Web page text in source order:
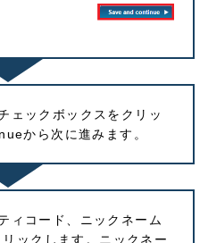
ェックボックスをクリッ
から次に進みます。
ィコード、ニックネーム
ックします。ニックネー